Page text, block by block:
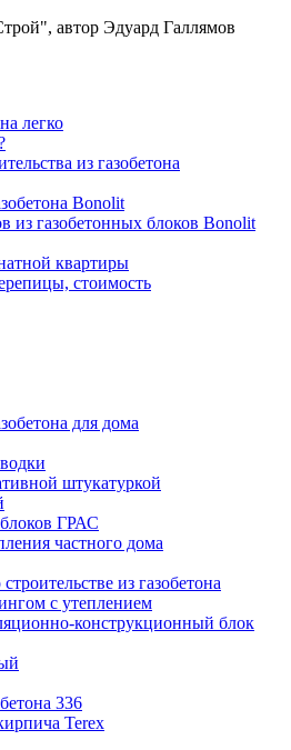
автор Эдуард Галлямов
легко
из газобетона
Bonolit
из газобетонных блоков Bonolit
квартиры
стоимость
для дома
штукатуркой
ГРАС
частного дома
из газобетона
с утеплением
конструкционный блок
336
Terex